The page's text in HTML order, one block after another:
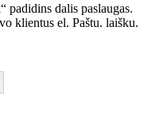
padidins dalis paslaugas.
klientus el. Paštu. laišku.